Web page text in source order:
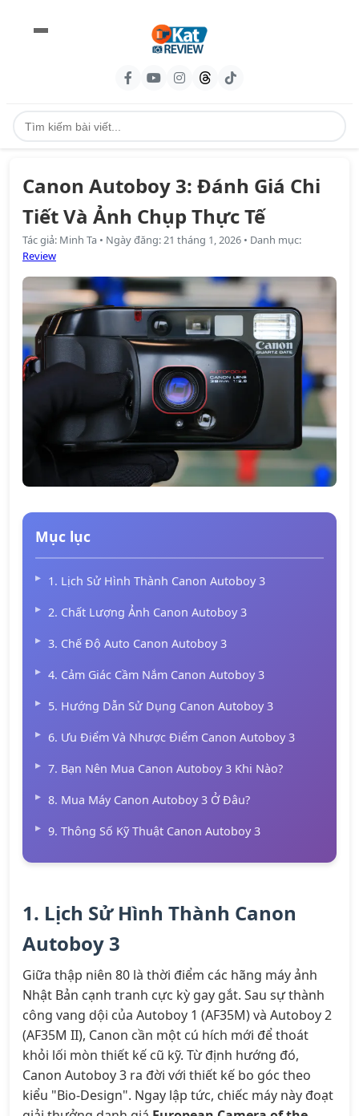
Canon Autoboy 3: Đánh Giá Chi
Tiết Và Ảnh Chụp Thực Tế
Tác giả: Minh Ta • Ngày đăng:21 tháng 1, 2026 • Danh mục:
Review
Mục lục
1. Lịch Sử Hình Thành Canon Autoboy 3
2. Chất Lượng Ảnh Canon Autoboy 3
3. Chế Độ Auto Canon Autoboy 3
4. Cảm Giác Cầm Nắm Canon Autoboy 3
5. Hướng Dẫn Sử Dụng Canon Autoboy 3
6. Ưu Điểm Và Nhược Điểm Canon Autoboy 3
7. Bạn Nên Mua Canon Autoboy 3 Khi Nào?
8. Mua Máy Canon Autoboy 3 Ở Đâu?
9. Thông Số Kỹ Thuật Canon Autoboy 3
1. Lịch Sử Hình Thành Canon
Autoboy 3
Giữa thập niên 80 là thời điểm các hãng máy ảnh
Nhật Bản cạnh tranh cực kỳ gay gắt. Sau sự thành
công vang dội của Autoboy 1 (AF35M) và Autoboy 2
(AF35M II), Canon cần một cú hích mới để thoát
khỏi lối mòn thiết kế cũ kỹ. Từ định hướng đó,
Canon Autoboy 3 ra đời với thiết kế bo góc theo
kiểu "Bio-Design". Ngay lập tức, chiếc máy này đoạt